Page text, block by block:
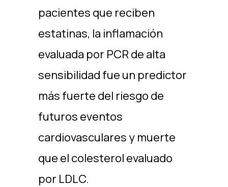
pacientes que reciben
estatinas, la inflamación
evaluada por PCR de alta
sensibilidad fue un predictor
más fuerte del riesgo de
futuros eventos
cardiovasculares y muerte
que el colesterol evaluado
por LDLC.